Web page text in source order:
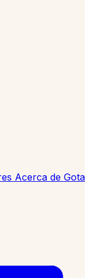
Acerca de Gota